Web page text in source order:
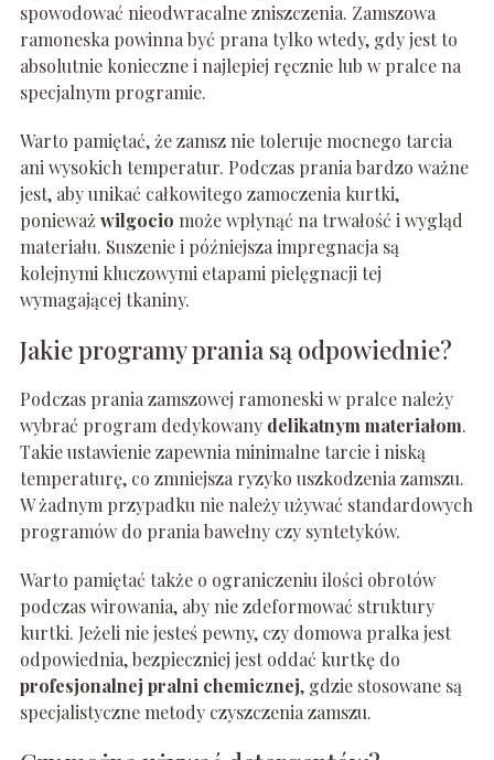
spowodować nieodwracalne zniszczenia. Zamszowa
ramoneska powinna być prana tylko wtedy, gdy jest to
absolutnie konieczne i najlepiej ręcznie lub w pralce na
specjalnym programie.
Warto pamiętać, że zamsz nie toleruje mocnego tarcia
ani wysokich temperatur. Podczas prania bardzo ważne
jest, aby unikać całkowitego zamoczenia kurtki,
ponieważ wilgocio może wpłynąć na trwałość i wygląd
materiału. Suszenie i późniejsza impregnacja są
kolejnymi kluczowymi etapami pielęgnacji tej
wymagającej tkaniny.
Jakie programy prania są odpowiednie?
Podczas prania zamszowej ramoneski w pralce należy
wybrać program dedykowany delikatnym materiałom.
Takie ustawienie zapewnia minimalne tarcie i niską
temperaturę, co zmniejsza ryzyko uszkodzenia zamszu.
W żadnym przypadku nie należy używać standardowych
programów do prania bawełny czy syntetyków.
Warto pamiętać także o ograniczeniu ilości obrotów
podczas wirowania, aby nie zdeformować struktury
kurtki. Jeżeli nie jesteś pewny, czy domowa pralka jest
odpowiednia, bezpieczniej jest oddać kurtkę do
profesjonalnej pralni chemicznej, gdzie stosowane są
specjalistyczne metody czyszczenia zamszu.